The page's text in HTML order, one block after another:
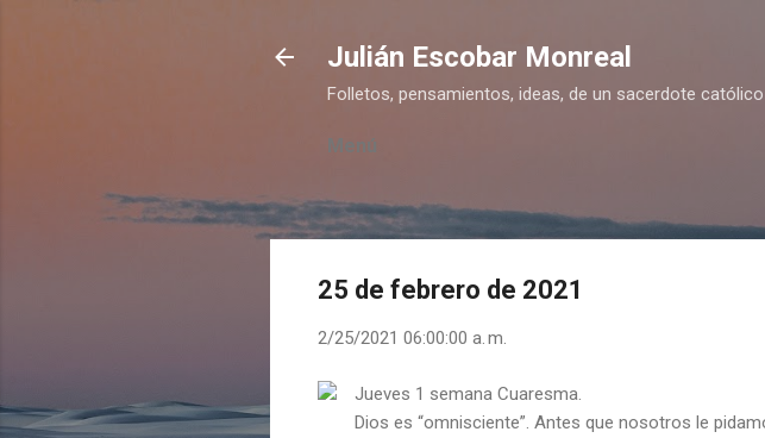
Julián Escobar Monreal
Folletos, pensamientos, ideas, de un sacerdote
Menú
25 de febrero de 2021
2/25/2021 06:00:00 a. m.
Jueves 1 semana Cuaresma.
Dios es “omnisciente”. Antes que nosotros le